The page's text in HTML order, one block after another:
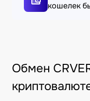
кошелек
Обмен